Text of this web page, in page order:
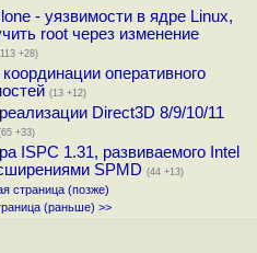
- уязвимости в ядре Linux,
root через изменение
+28)
оперативного
(13 +12)
Direct3D 8/9/10/11
+33)
ISPC 1.31, развиваемого Intel
SPMD (44 +13)
страница (позже)
(раньше) >>